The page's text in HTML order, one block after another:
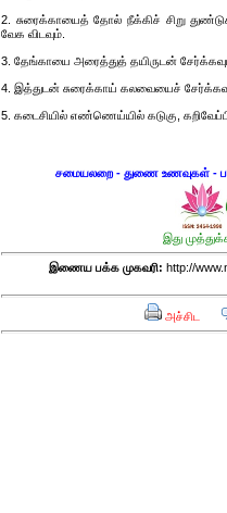
2. சுரைக்காயைத் தோல் நீக்கிச் சிறு
வேக விடவும்.
3. தேங்காயை அரைத்துத் தயிருடன்
4. இத்துடன் சுரைக்காய் கலவையைச்
5. கடைசியில் எண்ணெய்யில் கடுகு,
சமையலறை - துணை உணவுகள் -
இது
இணைய பக்க முகவரி: http://
அச்சிட